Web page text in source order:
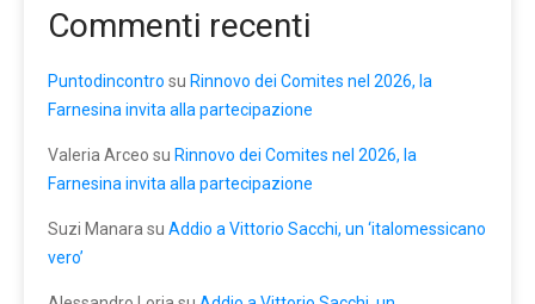
Commenti recenti
Puntodincontro su Rinnovo dei Comites nel 2026, la
Farnesina invita alla partecipazione
Valeria Arceo su Rinnovo dei Comites nel 2026, la
Farnesina invita alla partecipazione
Suzi Manara su Addio a Vittorio Sacchi, un ‘italomessicano
vero’